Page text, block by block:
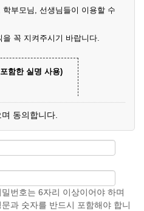
부모님, 선생님들이 이용할 수
꼭 지켜주시기 바랍니다.
함한 실명 사용)
(예)
엄마
김예
준엄
마
(예)
김예
재된 이메일 주소
동의합니다.
밀번호는 6자리 이상이어야 하며
문과 숫자를 반드시 포함해야 합니